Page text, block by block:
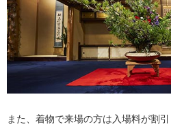
また、着物で来場の方は入場料が割